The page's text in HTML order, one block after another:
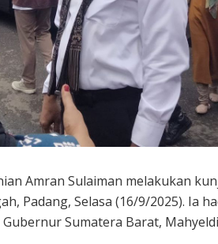
Amran Sulaiman melakukan
Padang, Selasa (16/9/2025). Ia
Gubernur Sumatera Barat,